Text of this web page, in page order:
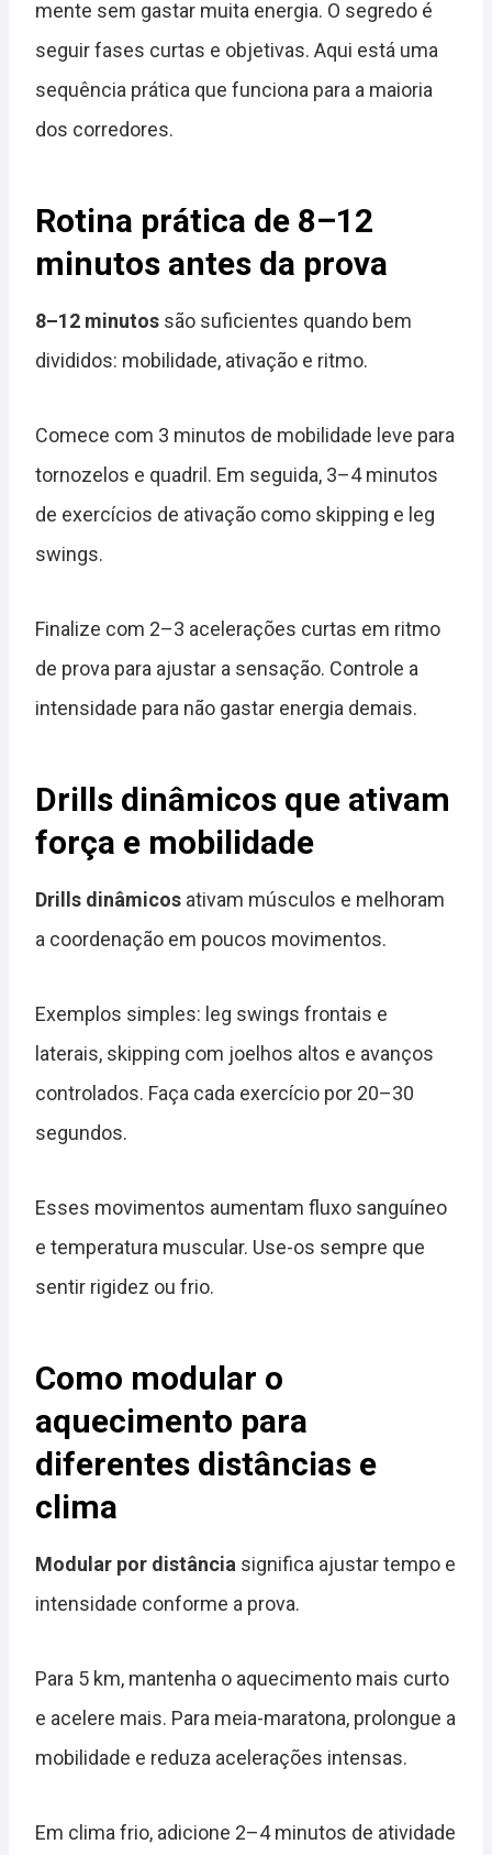
mente sem gastar muita energia. O segredo é
seguir fases curtas e objetivas. Aqui está uma
sequência prática que funciona para a maioria
dos corredores.
Rotina prática de 8–12
minutos antes da prova
8–12 minutos são suficientes quando bem
divididos: mobilidade, ativação e ritmo.
Comece com 3 minutos de mobilidade leve para
tornozelos e quadril. Em seguida, 3–4 minutos
de exercícios de ativação como skipping e leg
swings.
Finalize com 2–3 acelerações curtas em ritmo
de prova para ajustar a sensação. Controle a
intensidade para não gastar energia demais.
Drills dinâmicos que ativam
força e mobilidade
Drills dinâmicos ativam músculos e melhoram
a coordenação em poucos movimentos.
Exemplos simples: leg swings frontais e
laterais, skipping com joelhos altos e avanços
controlados. Faça cada exercício por 20–30
segundos.
Esses movimentos aumentam fluxo sanguíneo
e temperatura muscular. Use-os sempre que
sentir rigidez ou frio.
Como modular o
aquecimento para
diferentes distâncias e
clima
Modular por distância significa ajustar tempo e
intensidade conforme a prova.
Para 5 km, mantenha o aquecimento mais curto
e acelere mais. Para meia-maratona, prolongue a
mobilidade e reduza acelerações intensas.
Em clima frio, adicione 2–4 minutos de atividade